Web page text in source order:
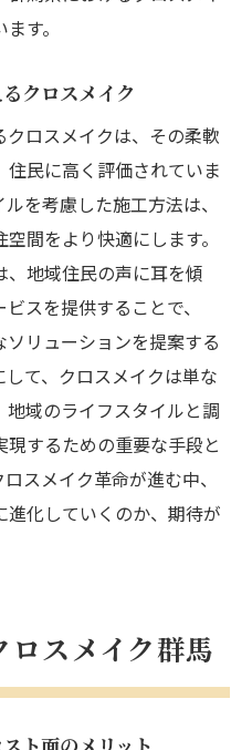
高めるクロスメイクの
よる市場のトレンド変
ロスメイク採用の進展
クロスメイクの可能性
す。
クロスメイク
ロスメイクは、その柔軟
民に高く評価されていま
を考慮した施工方法は、
間をより快適にします。
地域住民の声に耳を傾
スを提供することで、
リューションを提案する
て、クロスメイクは単な
域のライフスタイルと調
するための重要な手段と
スメイク革命が進む中、
化していくのか、期待が
スメイク群馬